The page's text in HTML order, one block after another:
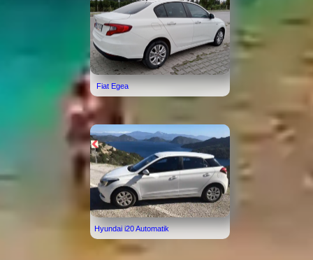
Fiat Egea
Hyundai i20 Automatik